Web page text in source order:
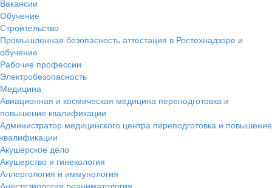
Вакансии
Обучение
Строительство
Промышленная безопасность аттестация в Ростехнадзоре и
обучение
Рабочие профессии
Электробезопасность
Медицина
Авиационная и космическая медицина переподготовка и
повышение квалификации
Администратор медицинского центра переподготовка и повышение
квалификации
Акушерское дело
Акушерство и гинекология
Аллергология и иммунология